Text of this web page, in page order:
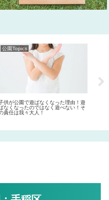
公園Topics
供が公園で遊ばなくなった理由！遊
なくなったのではなく遊べない！そ
責任は我々大人！